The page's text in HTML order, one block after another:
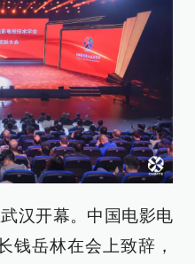
汉开幕。中国电影电
钱岳林在会上致辞，